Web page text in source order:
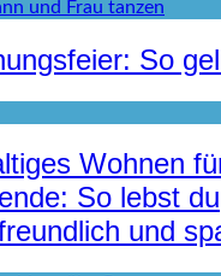
So
Wohnen
So lebst du
und